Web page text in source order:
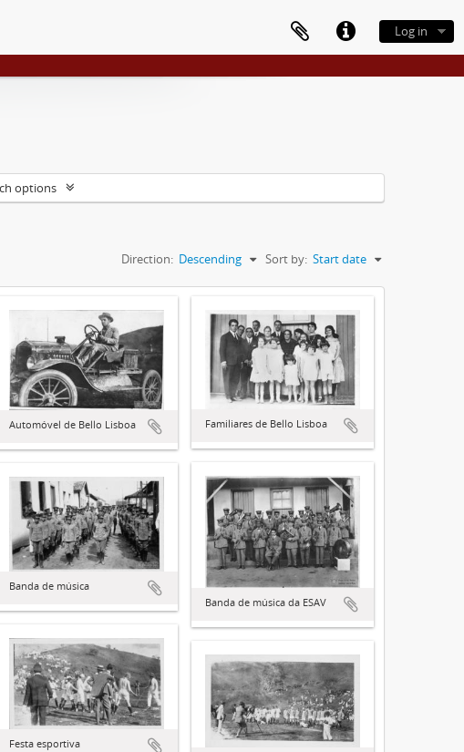
Log in
options
Sort by: Start date
Direction: Descending
Automóvel de Bello Lisboa Familiares de Bello Lisboa
Banda de música da ESAV
Banda de música
Festa esportiva